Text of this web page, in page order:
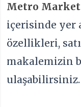
Metro
içerisinde yer
özellikleri,
makalemizin
ulaşabilirsiniz.